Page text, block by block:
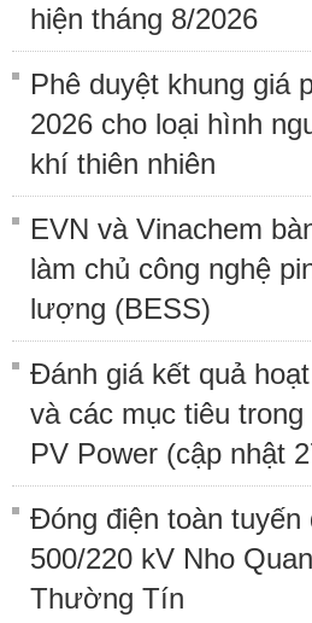
hiện tháng 8/2026
Phê duyệt khung giá
2026 cho loại hình
khí thiên nhiên
EVN và Vinachem
làm chủ công nghệ
lượng (BESS)
Đánh giá kết quả
và các mục tiêu
PV Power (cập nhật
Đóng điện toàn
500/220 kV Nho
Thường Tín